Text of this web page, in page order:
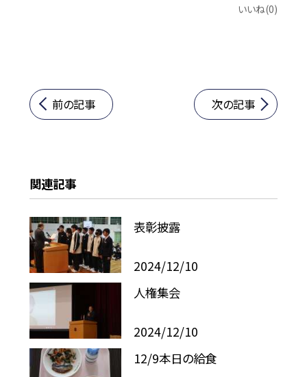
いいね(0)
前の記事 次の記事
関連記事
表彰披露
2024/12/10
人権集会
2024/12/10
12/9本日の給食